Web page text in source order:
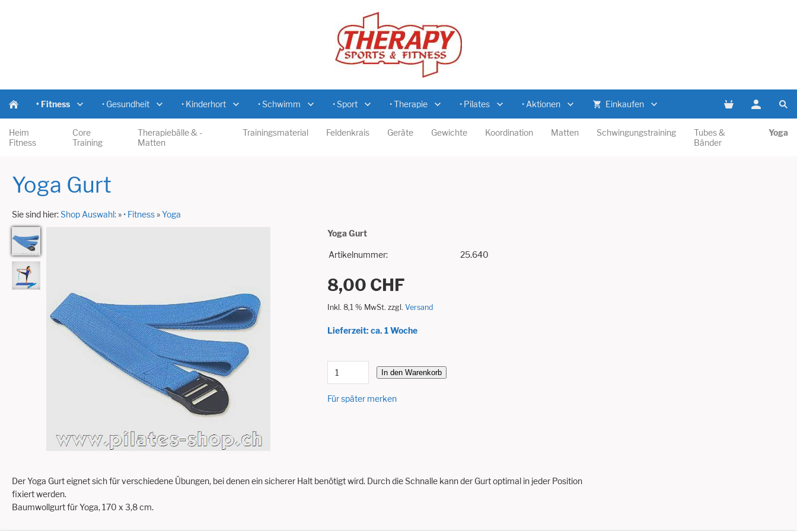
• Fitness • Gesundheit • Kinderhort • Schwimm • Sport • Therapie • Pilates • Aktionen Einkaufen
Heim
Fitness
Core
Training
Therapiebälle & -
Matten
Trainingsmaterial Feldenkrais Geräte Gewichte Koordination Matten Schwingungstraining
Tubes &
Bänder
Yoga
Yoga Gurt
Sie sind hier:Shop Auswahl:»• Fitness»Yoga
Yoga Gurt
Artikelnummer: 25.640
8,00 CHF
Inkl. 8,1 % MwSt. zzgl.Versand
Lieferzeit: ca. 1 Woche
In den Warenkorb
Für später merken
Der Yoga Gurt eignet sich für verschiedene Übungen, bei denen ein sicherer Halt benötigt wird. Durch die Schnalle kann der Gurt optimal in jeder Position
fixiert werden.
Baumwollgurt für Yoga, 170 x 3,8 cm.